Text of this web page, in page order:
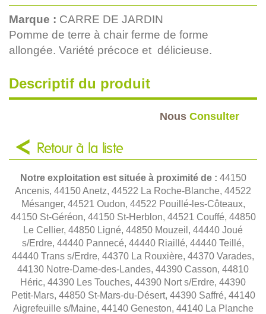
Marque : CARRE DE JARDIN
Pomme de terre à chair ferme de forme
allongée. Variété précoce et délicieuse.
Descriptif du produit
Nous Consulter
Retour à la liste
Notre exploitation est située à proximité de : 44150
Ancenis, 44150 Anetz, 44522 La Roche-Blanche, 44522
Mésanger, 44521 Oudon, 44522 Pouillé-les-Côteaux,
44150 St-Géréon, 44150 St-Herblon, 44521 Couffé, 44850
Le Cellier, 44850 Ligné, 44850 Mouzeil, 44440 Joué
s/Erdre, 44440 Pannecé, 44440 Riaillé, 44440 Teillé,
44440 Trans s/Erdre, 44370 La Rouxière, 44370 Varades,
44130 Notre-Dame-des-Landes, 44390 Casson, 44810
Héric, 44390 Les Touches, 44390 Nort s/Erdre, 44390
Petit-Mars, 44850 St-Mars-du-Désert, 44390 Saffré, 44140
Aigrefeuille s/Maine, 44140 Geneston, 44140 La Planche